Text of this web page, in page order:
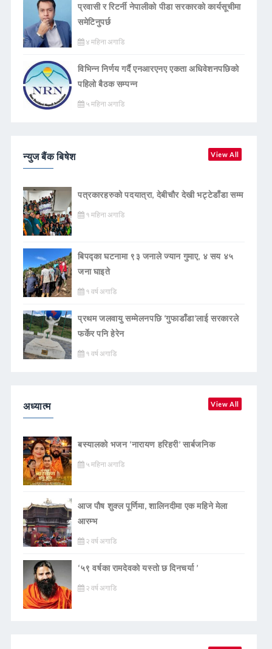
प्रवासी र रिटर्नी नेपालीको पीडा सरकारको कार्यसूचीमा
समेटिनुपर्छ
४ महिना अगाडि
विभिन्न निर्णय गर्दै एनआरएनए एकता अधिवेशनपछिको
पहिलो बैठक सम्पन्न
५ महिना अगाडि
न्युज बैंक बिषेश View All
पत्रकारहरुको पदयात्रा, देबीचौर देखी भट्टेडाँडा सम्म
१ महिना अगाडि
बिपद्का घटनामा ९३ जनाले ज्यान गुमाए, ४ सय ४५
जना घाइते
१ वर्ष अगाडि
प्रथम जलवायु सम्मेलनपछि ‘गुफाडाँडा’लाई सरकारले
फर्केर पनि हेरेन
१ वर्ष अगाडि
अध्यात्म View All
बस्यालको भजन ‘नारायण हरिहरी’ सार्बजनिक
५ महिना अगाडि
आज पौष शुक्ल पूर्णिमा, शालिनदीमा एक महिने मेला
आरम्भ
२ वर्ष अगाडि
‘५९ वर्षका रामदेवकाे यस्ताे छ दिनचर्या ’
२ वर्ष अगाडि